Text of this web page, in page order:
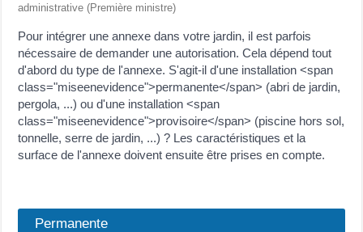
administrative (Première ministre)
Pour intégrer une annexe dans votre jardin, il est parfois
nécessaire de demander une autorisation. Cela dépend tout
d'abord du type de l'annexe. S'agit-il d'une installation <span
class="miseenevidence">permanente</span> (abri de jardin,
pergola, ...) ou d'une installation <span
class="miseenevidence">provisoire</span> (piscine hors sol,
tonnelle, serre de jardin, ...) ? Les caractéristiques et la
surface de l'annexe doivent ensuite être prises en compte.
Permanente